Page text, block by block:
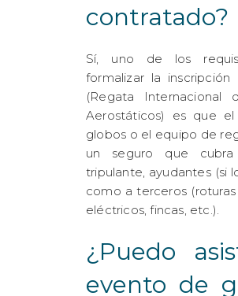
contratado?
Sí, uno de los
formalizar la inscripción
(Regata Internacional
Aerostáticos) es que
globos o el equipo de
un seguro que
tripulante, ayudantes (si
como a terceros
eléctricos, fincas, etc.).
¿Puedo
evento de